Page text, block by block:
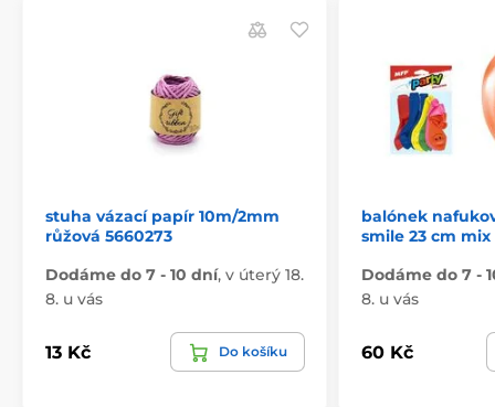
stuha vázací papír 10m/2mm
růžová 5660273
Dodáme do 7 - 10 dní, v úterý 18.
8. u vás
13 Kč Do košíku
balónek
smile 23 cm mix
Dodáme do 7 -
8. u vás
60 Kč